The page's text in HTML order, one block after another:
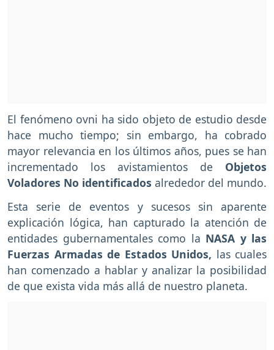
El fenómeno ovni ha sido objeto de estudio desde
hace mucho tiempo; sin embargo, ha cobrado
mayor relevancia en los últimos años, pues se han
incrementado los avistamientos de Objetos
Voladores No identificados alrededor del mundo.
Esta serie de eventos y sucesos sin aparente
explicación lógica, han capturado la atención de
entidades gubernamentales como la NASA y las
Fuerzas Armadas de Estados Unidos, las cuales
han comenzado a hablar y analizar la posibilidad
de que exista vida más allá de nuestro planeta.